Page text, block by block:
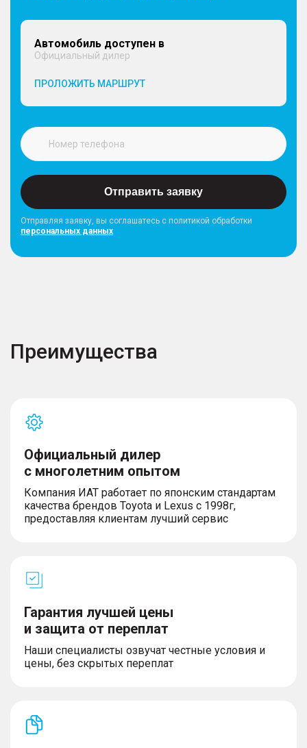
Автомобиль доступен в
Официальный дилер
ПРОЛОЖИТЬ МАРШРУТ
Отправить заявку
Отправляя заявку, вы соглашатесь с политикой обработки
персональных данных
Преимущества
Официальный дилер
с многолетним опытом
Компания ИАТ работает по японским стандартам
качества брендов Toyota и Lexus с 1998г,
предоставляя клиентам лучший сервис
Гарантия лучшей цены
и защита от переплат
Наши специалисты озвучат честные условия и
цены, без скрытых переплат